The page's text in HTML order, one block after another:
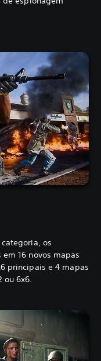
os
16 novos mapas
principais e 4 mapas
ou 6x6.